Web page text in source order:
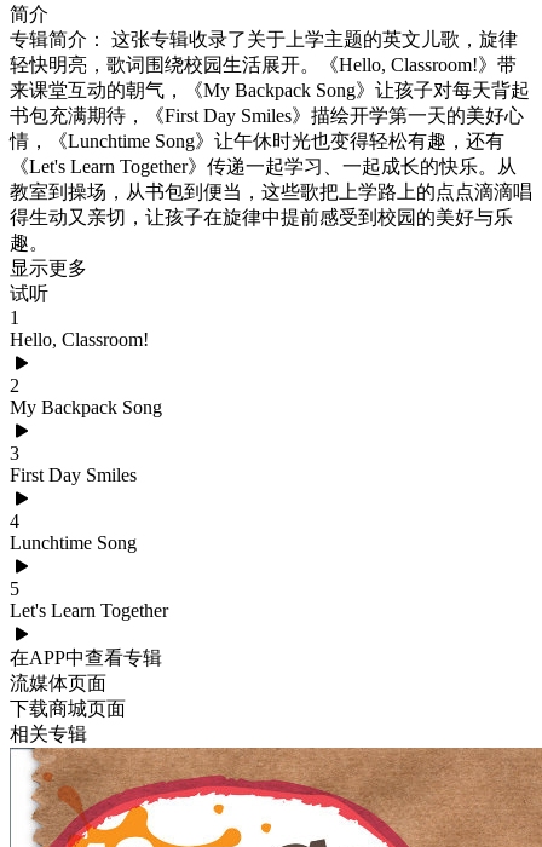
简介
专辑简介： 这张专辑收录了关于上学主题的英文儿歌，旋律
轻快明亮，歌词围绕校园生活展开。《Hello, Classroom!》带
来课堂互动的朝气，《My Backpack Song》让孩子对每天背起
书包充满期待，《First Day Smiles》描绘开学第一天的美好心
情，《Lunchtime Song》让午休时光也变得轻松有趣，还有
《Let's Learn Together》传递一起学习、一起成长的快乐。从
教室到操场，从书包到便当，这些歌把上学路上的点点滴滴唱
得生动又亲切，让孩子在旋律中提前感受到校园的美好与乐
趣。
显示更多
试听
1
Hello, Classroom!
2
My Backpack Song
3
First Day Smiles
4
Lunchtime Song
5
Let's Learn Together
在APP中查看专辑
流媒体页面
下载商城页面
相关专辑